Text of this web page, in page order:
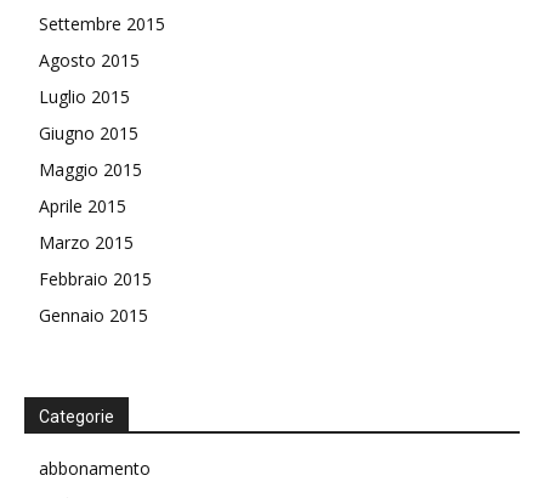
Settembre 2015
Agosto 2015
Luglio 2015
Giugno 2015
Maggio 2015
Aprile 2015
Marzo 2015
Febbraio 2015
Gennaio 2015
Categorie
abbonamento